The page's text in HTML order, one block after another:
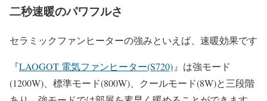
二秒速暖のパワフルさ
セラミックファンヒーターの強みといえば、速暖効果です
『LAOGOT 電気ファンヒーター(S720) 』は強モード
(1200W)、標準モード(800W)、クールモード(8W)と三段階